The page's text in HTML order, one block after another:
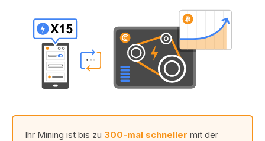
Ihr Mining ist bis zu 300-mal schneller mit der